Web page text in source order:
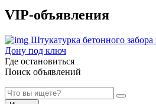
VIP-объявления
Штукатурка бетонного
Дону под ключ
Где остановиться
Поиск объявлений